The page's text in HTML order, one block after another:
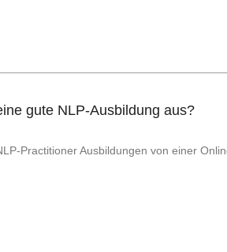
gute NLP-Ausbildung aus?
Practitioner Ausbildungen von einer